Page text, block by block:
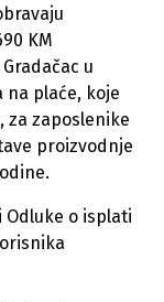
KM
u
plaće, koje
za zaposlenike
proizvodnje
Odluke o isplati